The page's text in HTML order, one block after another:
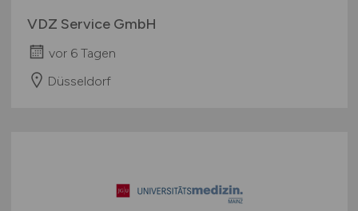
VDZ Service GmbH
vor 6 Tagen
Düsseldorf